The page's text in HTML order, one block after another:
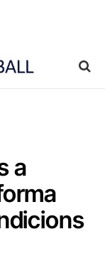
a